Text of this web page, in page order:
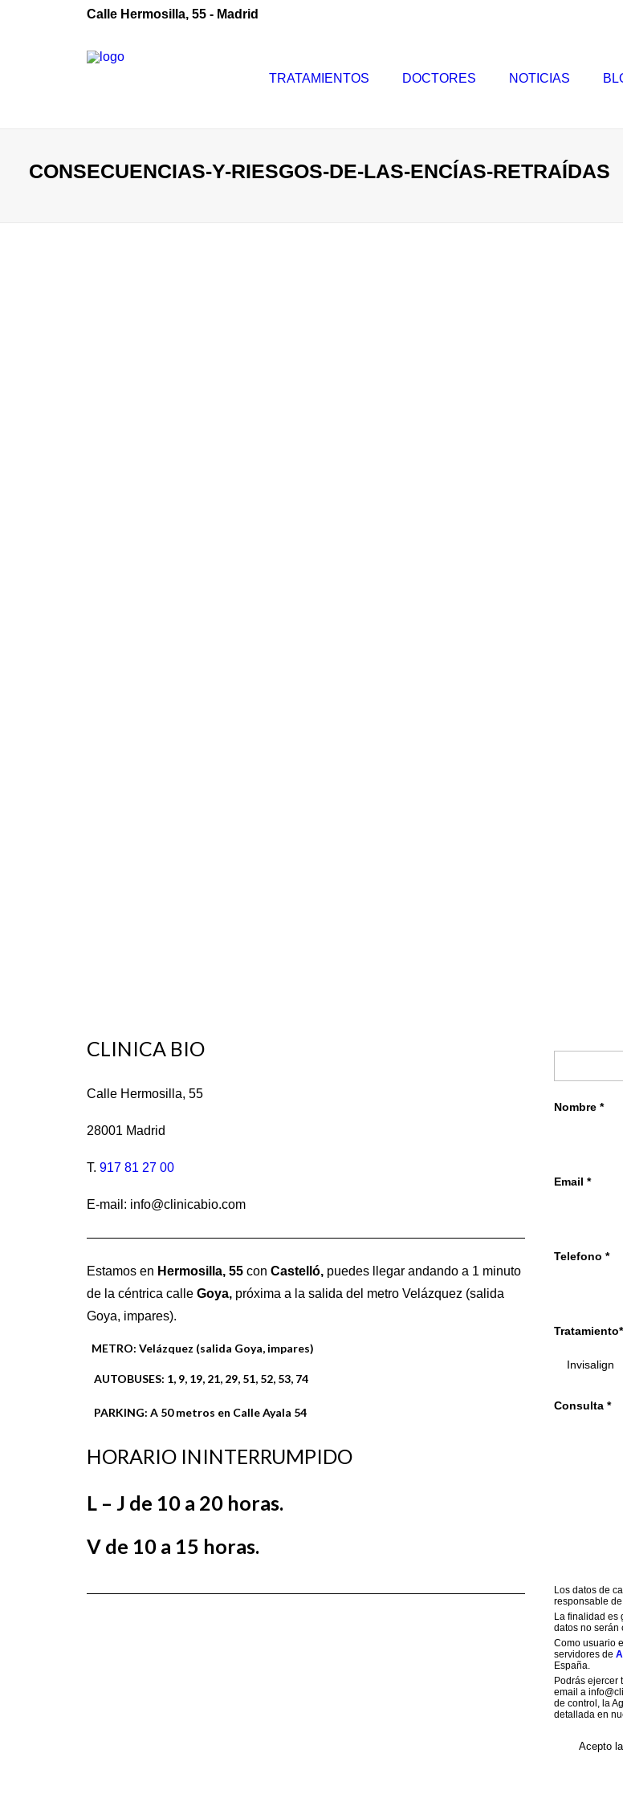
Calle Hermosilla, 55 - Madrid
TRATAMIENTOS DOCTORES NOTICIAS
CONSECUENCIAS-Y-RIESGOS-DE-LAS-ENCÍAS-RETRAÍDAS
CLINICA BIO
Calle Hermosilla, 55
28001 Madrid
T. 917 81 27 00
E-mail: info@clinicabio.com
Estamos en Hermosilla, 55 con Castelló, puedes llegar andando a 1 minuto
de la céntrica calle Goya, próxima a la salida del metro Velázquez (salida
Goya, impares).
METRO: Velázquez (salida Goya, impares)
AUTOBUSES: 1, 9, 19, 21, 29, 51, 52, 53, 74
PARKING: A 50 metros en Calle Ayala 54
HORARIO ININTERRUMPIDO
L – J de 10 a 20 horas.
V de 10 a 15 horas.
Nombre *
Email *
Telefono *
Tratamiento*
Consulta *
Los datos de
responsable
La finalidad es
datos no serán
Como usuario
servidores de
España.
Podrás ejercer
email a
de control, la
detallada en
Acepto la